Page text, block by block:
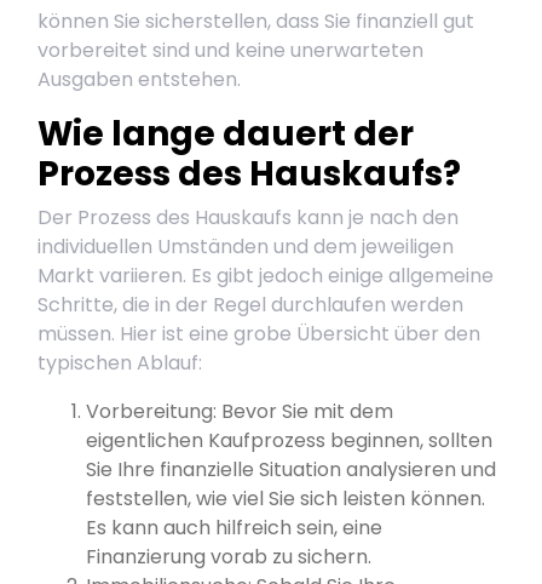
können Sie sicherstellen, dass Sie finanziell gut
vorbereitet sind und keine unerwarteten
Ausgaben entstehen.
Wie lange dauert der
Prozess des Hauskaufs?
Der Prozess des Hauskaufs kann je nach den
individuellen Umständen und dem jeweiligen
Markt variieren. Es gibt jedoch einige allgemeine
Schritte, die in der Regel durchlaufen werden
müssen. Hier ist eine grobe Übersicht über den
typischen Ablauf:
Vorbereitung: Bevor Sie mit dem
eigentlichen Kaufprozess beginnen, sollten
Sie Ihre finanzielle Situation analysieren und
feststellen, wie viel Sie sich leisten können.
Es kann auch hilfreich sein, eine
Finanzierung vorab zu sichern.